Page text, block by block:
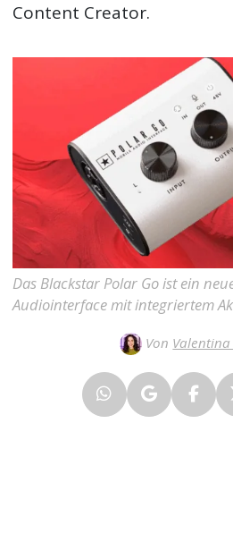
Content Creator.
Das Blackstar Polar Go ist ein
Audiointerface mit integriertem
Von